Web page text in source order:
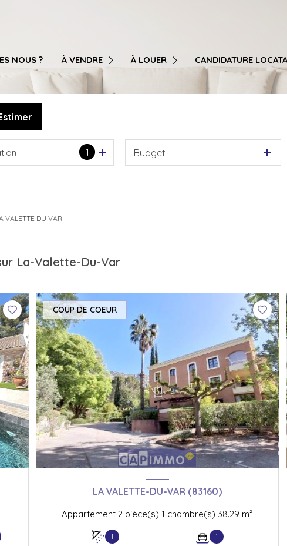
NOUS ? À VENDRE
T6
GARAGE / STATIONNEMENT
LOCAL PROFESSIONNEL / COMMERCIAL / BUREAU /
À LOUER
T5
T6
GARAGE / STATIONNEMENT
LOCAL PROFESSIONNEL / COMMERCIAL /
CANDIDATURE
1 Budget
VALETTE DU VAR
La-Valette-Du-Var
COUP DE COEUR
LA VALETTE-DU-VAR (83160)
Appartement 2 pièce(s) 1 chambre(s) 38.29 m²
1 1